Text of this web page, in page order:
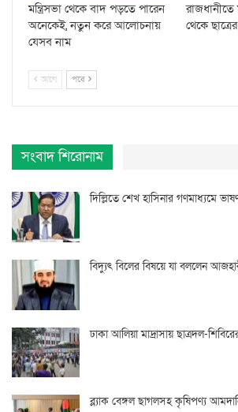
মন্ত্রিসভা থেকে বাদ পড়তে পারেন
অনেকেই, নতুন করে আলোচনায়
যেসব নাম
রাজধানীতে
থেকে
আগে পরে
সংবাদ শিরোনাম
দিল্লিতে শেখ হাসিনার গণমাধ্যমে
বিদ্যুৎ বিলের বিষয়ে যা বললেন
ঢাকা আলিয়া মাদ্রাসায় ছাত্রদল-
ব্ল্যাক বেঙ্গল ছাগলসহ কৃষিপণ্য